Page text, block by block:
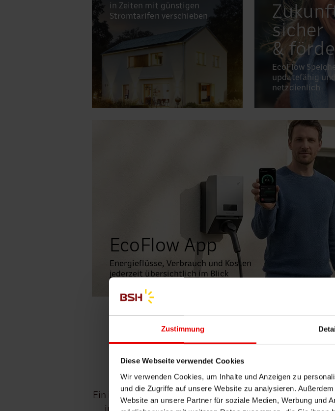
Zustimmung
Diese Webseite verwendet Cookies
Wir verwenden Cookies, um Inhalte und Anzeigen zu
und die Zugriffe auf unsere Website zu analysieren.
Website an unsere Partner für soziale Medien, Werbung und
in Zeiten mit günstigen
Stromtarifen verschieben
sicher
&
EcoFlow
updatefähig und
netzdienlich
EcoFlow App
Energieflüsse, Verbrauch und Kosten
jederzeit übersichtlich im Blick
Ihr Strom immer
Ein intelligentes Energiemanagement steuert
ins E-Auto, in die Wärmepumpe oder in den Speicher.